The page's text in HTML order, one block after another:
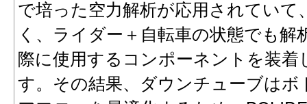
で培った空力解析が応用されてい
く、ライダー＋自転車の状態でも
際に使用するコンポーネントを装
す。その結果、ダウンチューブは